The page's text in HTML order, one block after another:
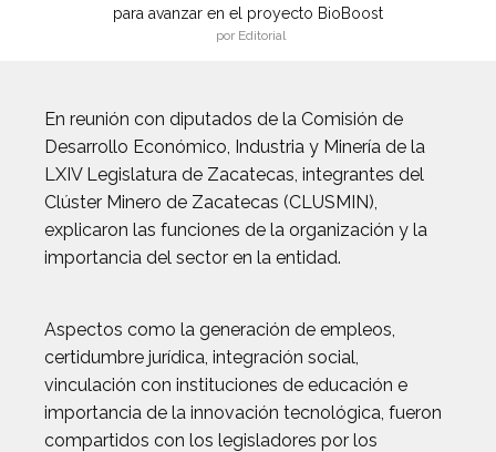
para avanzar en el proyecto BioBoost
por Editorial
En reunión con diputados de la Comisión de
Desarrollo Económico, Industria y Minería de la
LXIV Legislatura de Zacatecas, integrantes del
Clúster Minero de Zacatecas (CLUSMIN),
explicaron las funciones de la organización y la
importancia del sector en la entidad.
Aspectos como la generación de empleos,
certidumbre jurídica, integración social,
vinculación con instituciones de educación e
importancia de la innovación tecnológica, fueron
compartidos con los legisladores por los